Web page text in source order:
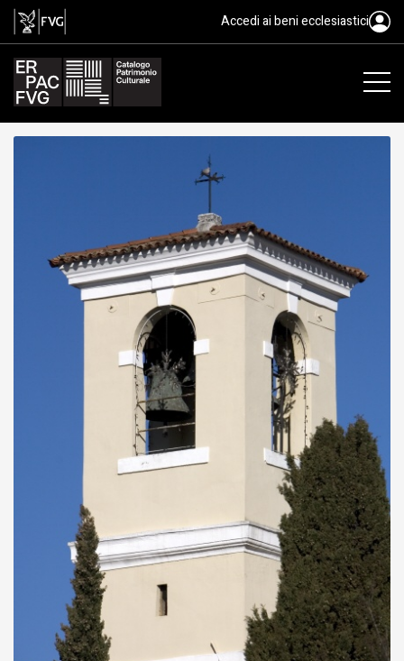
Campanile della chiesa di
Accedi ai beni ecclesiastici